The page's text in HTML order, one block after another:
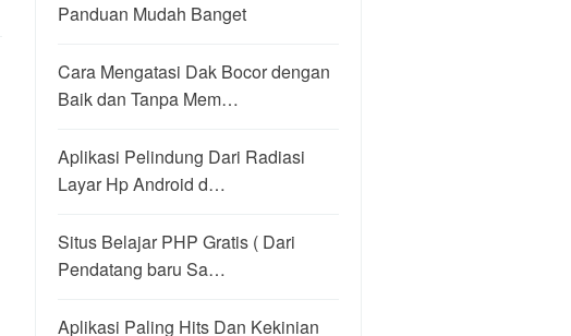
Panduan Mudah Banget
Cara Mengatasi Dak Bocor dengan
Baik dan Tanpa Mem…
Aplikasi Pelindung Dari Radiasi
Layar Hp Android d…
Situs Belajar PHP Gratis ( Dari
Pendatang baru Sa…
Aplikasi Paling Hits Dan Kekinian